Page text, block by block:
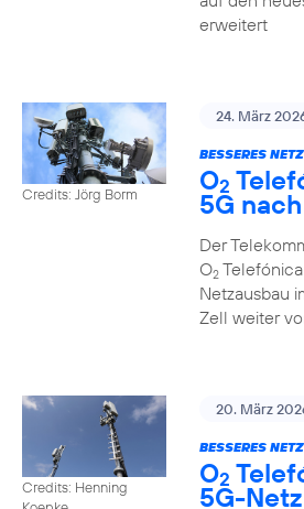
erweitert
Credits: Jörg Borm
24. März
BESSERES
O2
5G
Der
O2
Netzausbau
Zell weiter
Credits: Henning
20. März
BESSERES
O2
5G-